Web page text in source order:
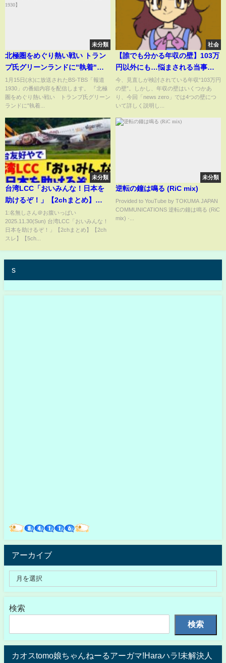
未分類
北極圏をめぐり熱い戦い トラン
プ氏グリーンランドに"執着"の
ワケ【1月15日(水)#報道1930】
1月15日(水)に放送されたBS-TBS「報道
1930」の番組内容を配信します。 『北極
圏をめぐり熱い戦い トランプ氏グリーン
ランドに"執着...
社会
【誰でも分かる年収の壁】103万
円以外にも…悩まされる当事者
の声
今、見直しが検討されている年収“103万円
の壁”。しかし、年収の壁はいくつかあ
り、今回「news zero」では4つの壁につ
いて詳しく説明し...
未分類
台湾LCC「おいみんな！日本を
助けるぞ！」【2chまとめ】
【2chスレ】【5chスレ】
1:名無しさん＠お腹いっぱい
2025.11.30(Sun) 台湾LCC「おいみんな！
日本を助けるぞ！」【2chまとめ】【2ch
スレ】【5ch...
未分類
逆転の鐘は鳴る (RiC mix)
Provided to YouTube by TOKUMA JAPAN
COMMUNICATIONS 逆転の鐘は鳴る (RiC
mix) ·...
s
アーカイブ
検索
検索
カオスtomo娘ちゃんねーるアーガマ!Haraハラ!未解決人